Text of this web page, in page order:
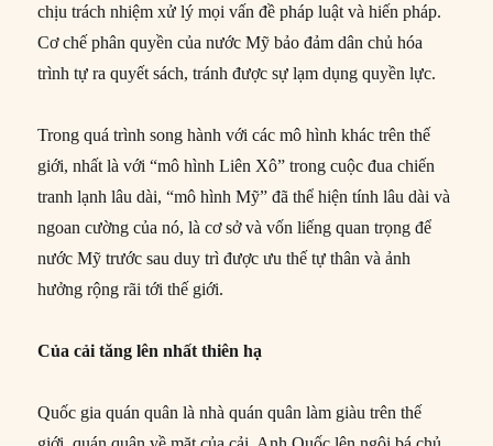
chịu trách nhiệm xử lý mọi vấn đề pháp luật và hiến pháp.
Cơ chế phân quyền của nước Mỹ bảo đảm dân chủ hóa
trình tự ra quyết sách, tránh được sự lạm dụng quyền lực.
Trong quá trình song hành với các mô hình khác trên thế
giới, nhất là với “mô hình Liên Xô” trong cuộc đua chiến
tranh lạnh lâu dài, “mô hình Mỹ” đã thể hiện tính lâu dài và
ngoan cường của nó, là cơ sở và vốn liếng quan trọng để
nước Mỹ trước sau duy trì được ưu thế tự thân và ảnh
hưởng rộng rãi tới thế giới.
Của cải tăng lên nhất thiên hạ
Quốc gia quán quân là nhà quán quân làm giàu trên thế